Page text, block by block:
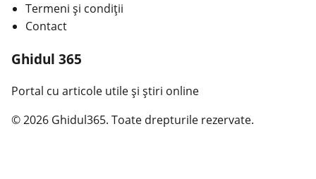
Termeni și condiții
Contact
Ghidul 365
Portal cu articole utile și știri online
© 2026 Ghidul365. Toate drepturile rezervate.